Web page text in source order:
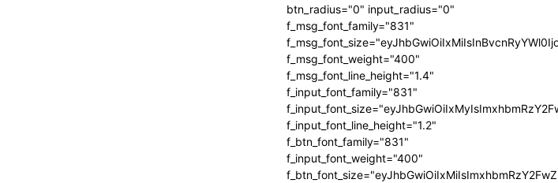
btn_radius="0" input_radius="0"
f_msg_font_family="831"
f_msg_font_weight="400"
f_msg_font_line_height="1.4"
f_input_font_family="831"
f_input_font_line_height="1.2"
f_btn_font_family="831"
f_input_font_weight="400"